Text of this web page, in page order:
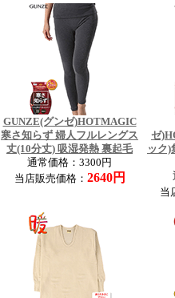
GUNZE(グンゼ)HOTMAGIC
寒さ知らず 婦人フルレングス
丈(10分丈) 吸湿発熱 裏起毛
通常価格：3300円
当店販売価格： 2640円
ゼ
ック)
当